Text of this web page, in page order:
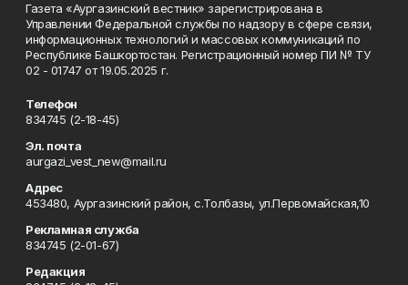
Газета «Аургазинский вестник» зарегистрирована в
Управлении Федеральной службы по надзору в сфере связи,
информационных технологий и массовых коммуникаций по
Республике Башкортостан. Регистрационный номер ПИ № ТУ
02 - 01747 от 19.05.2025 г.
Телефон
834745 (2-18-45)
Эл. почта
aurgazi_vest_new@mail.ru
Адрес
453480, Аургазинский район, с.Толбазы, ул.Первомайская,10
Рекламная служба
834745 (2-01-67)
Редакция